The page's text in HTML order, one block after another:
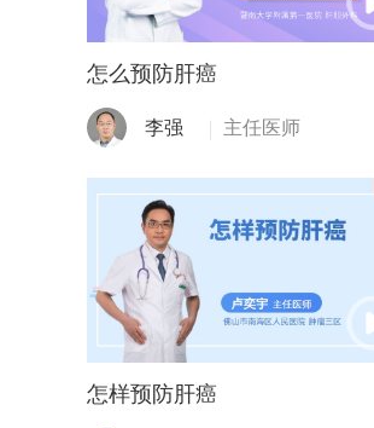
怎么预防肝癌
李强 主任医师
怎样预防肝癌